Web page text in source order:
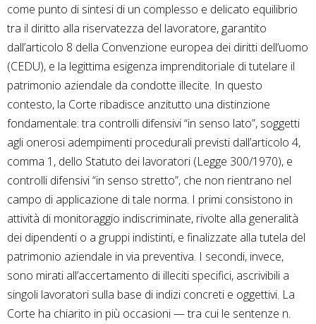
come punto di sintesi di un complesso e delicato equilibrio
tra il diritto alla riservatezza del lavoratore, garantito
dall’articolo 8 della Convenzione europea dei diritti dell’uomo
(CEDU), e la legittima esigenza imprenditoriale di tutelare il
patrimonio aziendale da condotte illecite. In questo
contesto, la Corte ribadisce anzitutto una distinzione
fondamentale: tra controlli difensivi “in senso lato”, soggetti
agli onerosi adempimenti procedurali previsti dall’articolo 4,
comma 1, dello Statuto dei lavoratori (Legge 300/1970), e
controlli difensivi “in senso stretto”, che non rientrano nel
campo di applicazione di tale norma. I primi consistono in
attività di monitoraggio indiscriminate, rivolte alla generalità
dei dipendenti o a gruppi indistinti, e finalizzate alla tutela del
patrimonio aziendale in via preventiva. I secondi, invece,
sono mirati all’accertamento di illeciti specifici, ascrivibili a
singoli lavoratori sulla base di indizi concreti e oggettivi. La
Corte ha chiarito in più occasioni — tra cui le sentenze n.